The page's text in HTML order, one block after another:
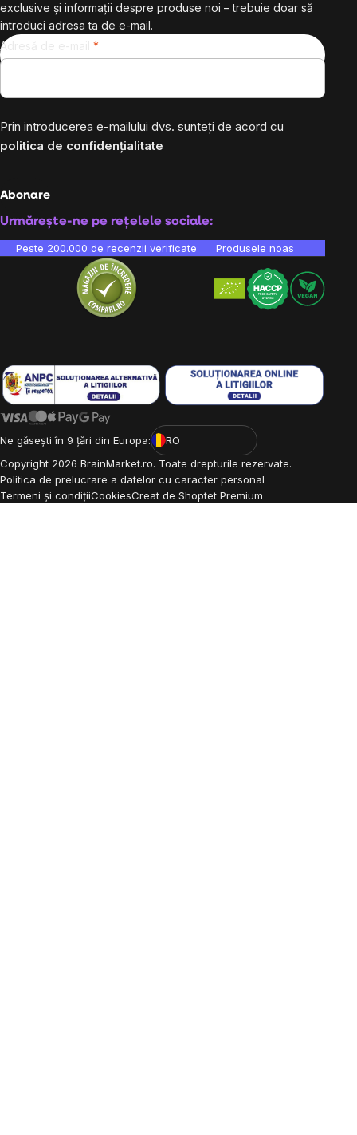
exclusive și informații despre produse noi – trebuie doar să
introduci adresa ta de e-mail.
Adresă de e-mail
Prin introducerea e-mailului dvs. sunteți de acord cu
politica de confidențialitate
Abonare
Urmărește-ne pe rețelele sociale:
Peste 200.000 de recenzii verificate Produsele noastre sunt
Ne găsești în 9 țări din Europa:
RO
Copyright 2026 BrainMarket.ro. Toate drepturile rezervate.
Politica de prelucrare a datelor cu caracter personal
Termeni și condițiiCookiesCreat de Shoptet Premium